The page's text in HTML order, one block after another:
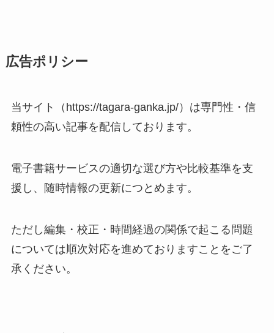
広告ポリシー
当サイト（https://tagara-ganka.jp/）は専門性・信
頼性の高い記事を配信しております。
電子書籍サービスの適切な選び方や比較基準を支
援し、随時情報の更新につとめます。
ただし編集・校正・時間経過の関係で起こる問題
については順次対応を進めておりますことをご了
承ください。